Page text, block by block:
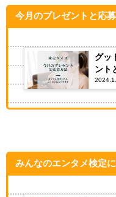
今月のプレゼントと応
グッ
ント
みんなのエンタメ検定